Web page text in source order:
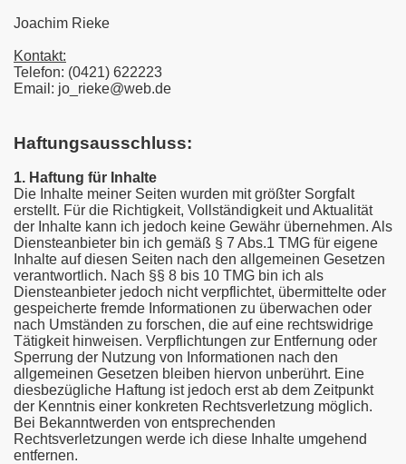
Joachim Rieke
Kontakt:
Telefon: (0421) 622223
Email: jo_rieke@web.de
Haftungsausschluss:
1. Haftung für Inhalte
Die Inhalte meiner Seiten wurden mit größter Sorgfalt
erstellt. Für die Richtigkeit, Vollständigkeit und Aktualität
der Inhalte kann ich jedoch keine Gewähr übernehmen. Als
Diensteanbieter bin ich gemäß § 7 Abs.1 TMG für eigene
Inhalte auf diesen Seiten nach den allgemeinen Gesetzen
verantwortlich. Nach §§ 8 bis 10 TMG bin ich als
Diensteanbieter jedoch nicht verpflichtet, übermittelte oder
gespeicherte fremde Informationen zu überwachen oder
nach Umständen zu forschen, die auf eine rechtswidrige
Tätigkeit hinweisen. Verpflichtungen zur Entfernung oder
Sperrung der Nutzung von Informationen nach den
allgemeinen Gesetzen bleiben hiervon unberührt. Eine
diesbezügliche Haftung ist jedoch erst ab dem Zeitpunkt
der Kenntnis einer konkreten Rechtsverletzung möglich.
Bei Bekanntwerden von entsprechenden
Rechtsverletzungen werde ich diese Inhalte umgehend
entfernen.